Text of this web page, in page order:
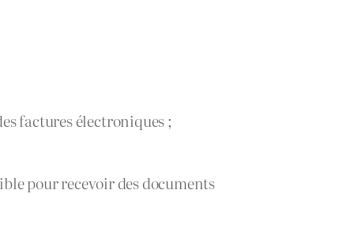
factures électroniques ;
pour recevoir des documents